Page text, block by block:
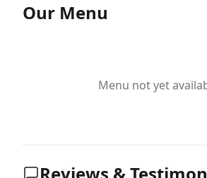
Our Menu
Menu not yet